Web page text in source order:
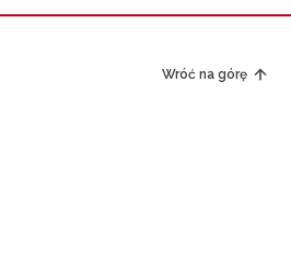
Wróć na górę